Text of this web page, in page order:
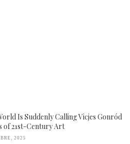
Is Suddenly Calling Vicjes Gonród
of 21st-Century Art
2025